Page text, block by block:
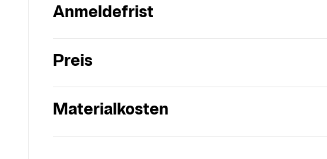
Anmeldefrist
Preis
Materialkosten